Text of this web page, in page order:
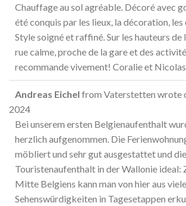
Chauffage au sol agréable. Décoré avec
été conquis par les lieux, la décoration, les
Style soigné et raffiné. Sur les hauteurs de
rue calme, proche de la gare et des
recommande vivement! Coralie et Nicolas
Andreas Eichel from Vaterstetten wrote
2024
Bei unserem ersten Belgienaufenthalt
herzlich aufgenommen. Die
möbliert und sehr gut ausgestattet und
Touristenaufenthalt in der Wallonie ideal:
Mitte Belgiens kann man von hier aus
Sehenswürdigkeiten in Tagesetappen